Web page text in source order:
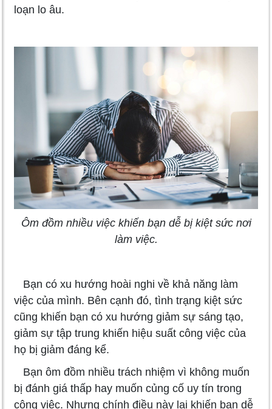
loạn lo âu.
Ôm đồm nhiều việc khiến bạn dễ bị kiệt sức nơi
làm việc.
Bạn có xu hướng hoài nghi về khả năng làm
việc của mình. Bên cạnh đó, tình trạng kiệt sức
cũng khiến bạn có xu hướng giảm sự sáng tạo,
giảm sự tập trung khiến hiệu suất công việc của
họ bị giảm đáng kể.
Bạn ôm đồm nhiều trách nhiệm vì không muốn
bị đánh giá thấp hay muốn củng cố uy tín trong
công việc. Nhưng chính điều này lại khiến bạn dễ